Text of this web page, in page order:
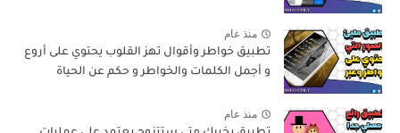
منذ عام
تطبيق خواطر وأقوال تهز القلوب يحتوي على أروع
و أجمل الكلمات والخواطر و حكم عن الحياة
منذ عام